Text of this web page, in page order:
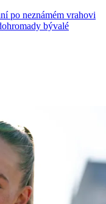
po neznámém vrahovi
bývalé